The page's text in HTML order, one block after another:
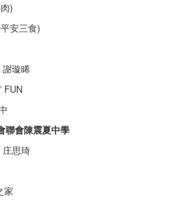
)
安三食)
璇睎
FUN
聯會陳震夏中學
思琦
家